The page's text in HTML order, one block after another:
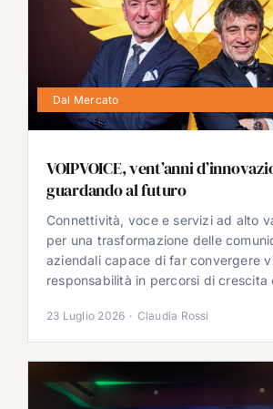
Dal Mercato
VOIPVOICE, vent’anni
guardando al futuro
Connettività, voce e servizi ad alto
per una trasformazione delle
aziendali capace di far convergere
responsabilità in percorsi di crescita
23 Luglio 2026 · Claudia Rossi